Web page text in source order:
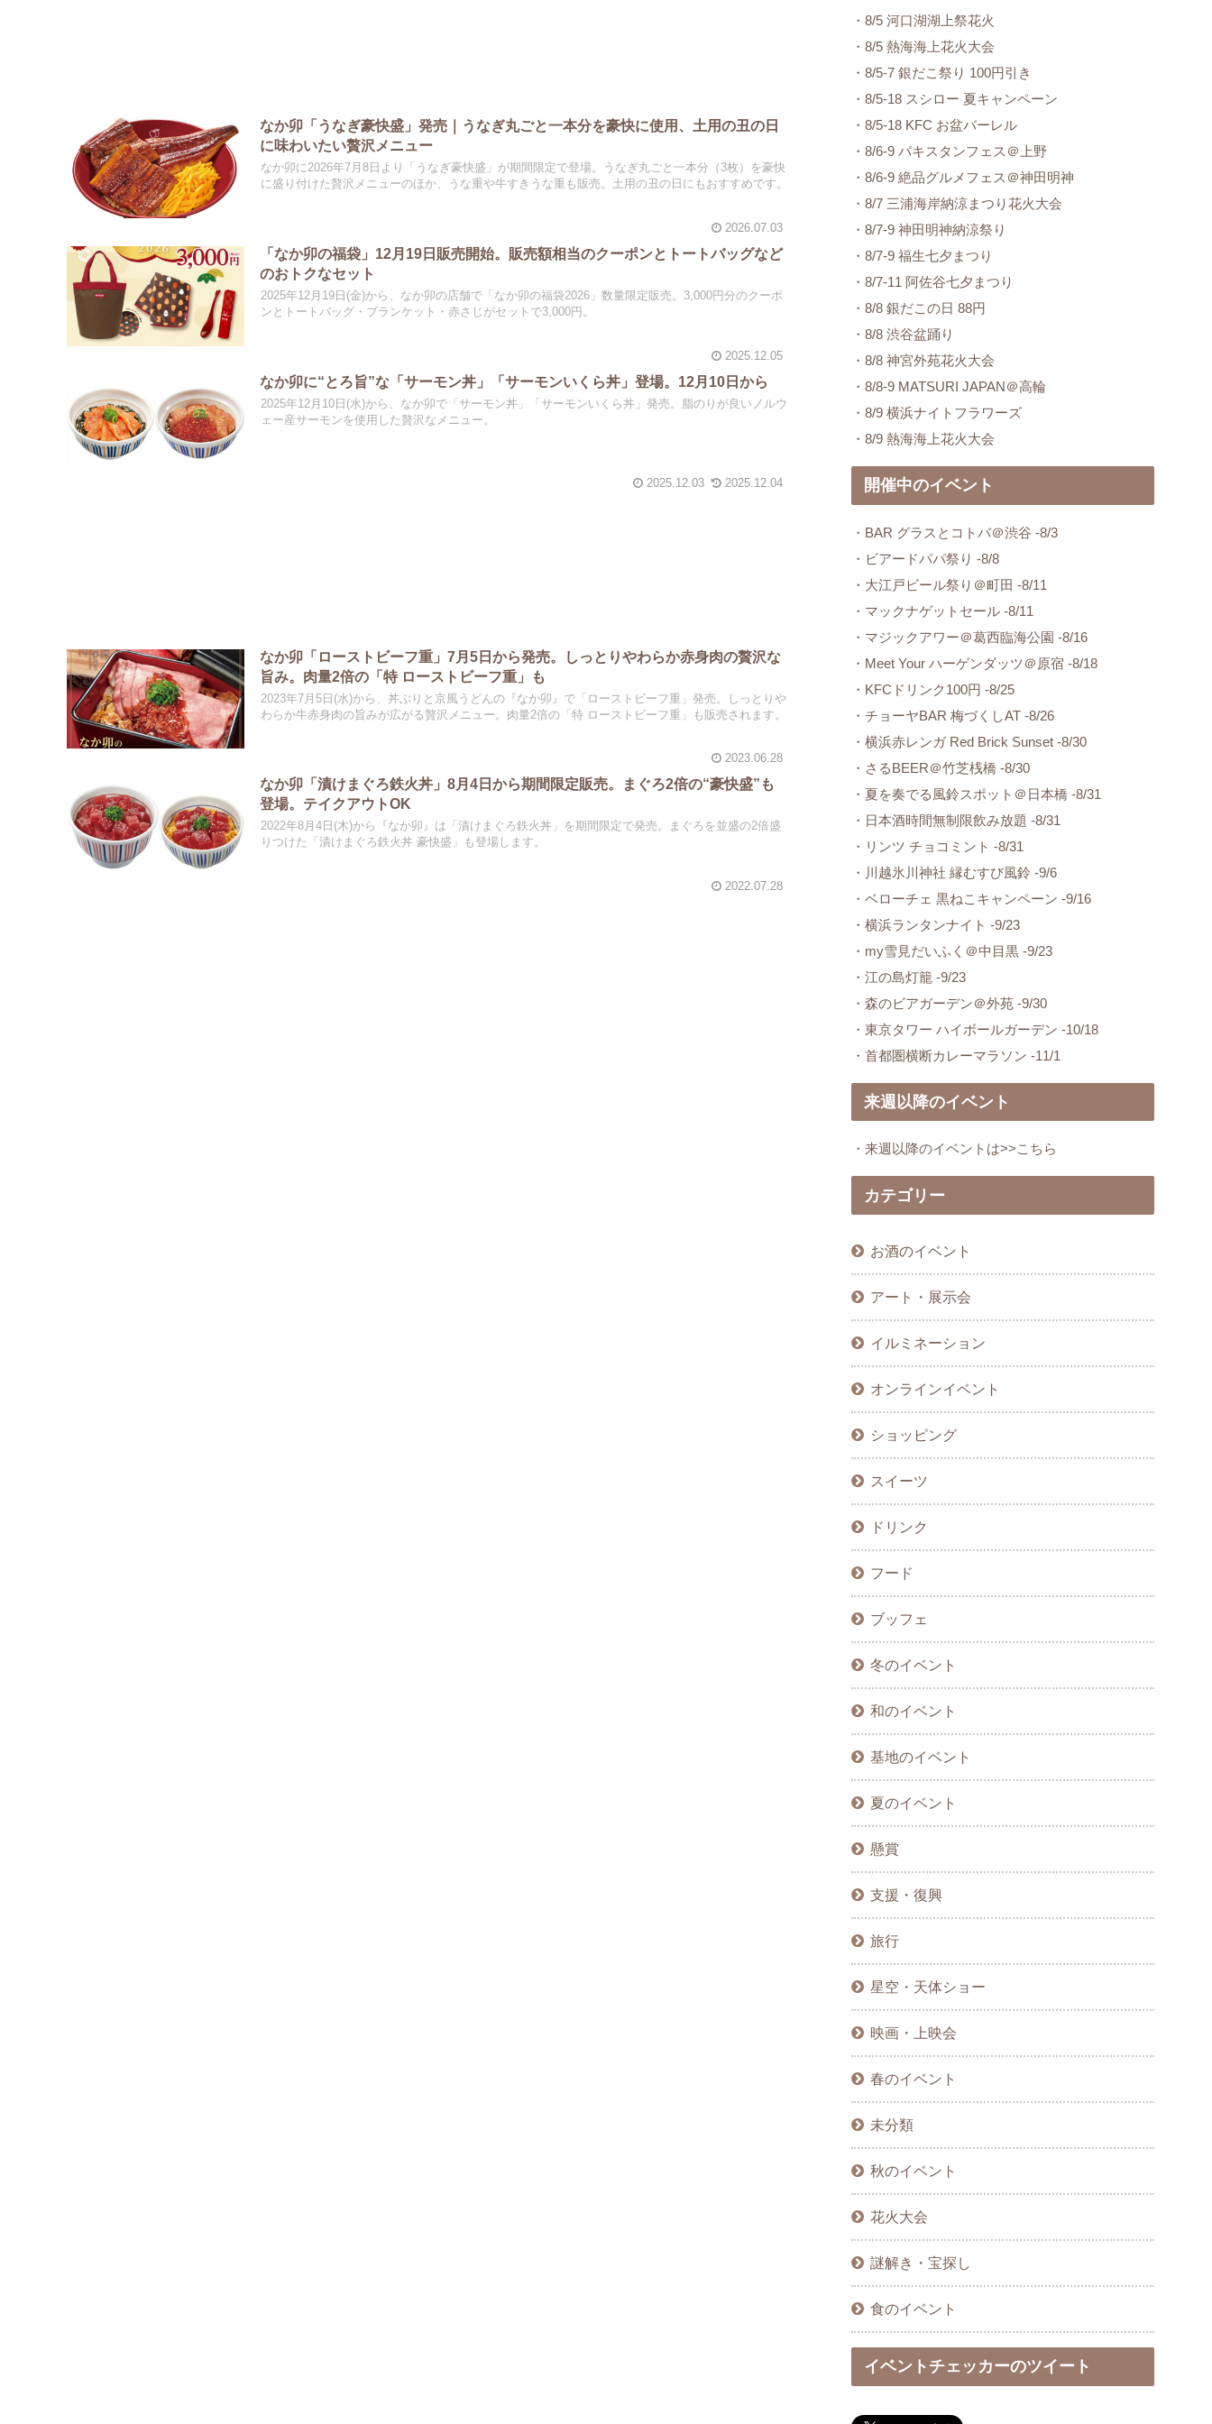
なか卯「うなぎ豪快盛」発売｜うなぎ丸ごと一本分を豪快に使用、土用の丑の日
に味わいたい贅沢メニュー
なか卯に2026年7月8日より「うなぎ豪快盛」が期間限定で登場。うなぎ丸ごと一本分（3枚）を豪快
に盛り付けた贅沢メニューのほか、うな重や牛すきうな重も販売。土用の丑の日にもおすすめです。
2026.07.03
「なか卯の福袋」12月19日販売開始。販売額相当のクーポンとトートバッグなど
のおトクなセット
2025年12月19日(金)から、なか卯の店舗で「なか卯の福袋2026」数量限定販売。3,000円分のクーポ
ンとトートバッグ・ブランケット・赤さじがセットで3,000円。
2025.12.05
なか卯に“とろ旨”な「サーモン丼」「サーモンいくら丼」登場。12月10日から
2025年12月10日(水)から、なか卯で「サーモン丼」「サーモンいくら丼」発売。脂のりが良いノルウ
ェー産サーモンを使用した贅沢なメニュー。
2025.12.03 2025.12.04
なか卯「ローストビーフ重」7月5日から発売。しっとりやわらか赤身肉の贅沢な
旨み。肉量2倍の「特 ローストビーフ重」も
2023年7月5日(水)から、丼ぶりと京風うどんの『なか卯』で「ローストビーフ重」発売。しっとりや
わらか牛赤身肉の旨みが広がる贅沢メニュー。肉量2倍の「特 ローストビーフ重」も販売されます。
2023.06.28
なか卯「漬けまぐろ鉄火丼」8月4日から期間限定販売。まぐろ2倍の“豪快盛”も
登場。テイクアウトOK
2022年8月4日(木)から『なか卯』は「漬けまぐろ鉄火丼」を期間限定で発売。まぐろを並盛の2倍盛
りつけた「漬けまぐろ鉄火丼 豪快盛」も登場します。
2022.07.28
・8/5 河口湖湖上祭花火
・8/5 熱海海上花火大会
・8/5-7 銀だこ祭り 100円引き
・8/5-18 スシロー 夏キャンペーン
・8/5-18 KFC お盆バーレル
・8/6-9 パキスタンフェス＠上野
・8/6-9 絶品グルメフェス＠神田明神
・8/7 三浦海岸納涼まつり花火大会
・8/7-9 神田明神納涼祭り
・8/7-9 福生七夕まつり
・8/7-11 阿佐谷七夕まつり
・8/8 銀だこの日 88円
・8/8 渋谷盆踊り
・8/8 神宮外苑花火大会
・8/8-9 MATSURI JAPAN＠高輪
・8/9 横浜ナイトフラワーズ
・8/9 熱海海上花火大会
開催中のイベント
・BAR グラスとコトバ＠渋谷 -8/3
・ビアードパパ祭り -8/8
・大江戸ビール祭り＠町田 -8/11
・マックナゲットセール -8/11
・マジックアワー＠葛西臨海公園 -8/16
・Meet Your ハーゲンダッツ＠原宿 -8/18
・KFCドリンク100円 -8/25
・チョーヤBAR 梅づくしAT -8/26
・横浜赤レンガ Red Brick Sunset -8/30
・さるBEER＠竹芝桟橋 -8/30
・夏を奏でる風鈴スポット＠日本橋 -8/31
・日本酒時間無制限飲み放題 -8/31
・リンツ チョコミント -8/31
・川越氷川神社 縁むすび風鈴 -9/6
・ベローチェ 黒ねこキャンペーン -9/16
・横浜ランタンナイト -9/23
・my雪見だいふく＠中目黒 -9/23
・江の島灯籠 -9/23
・森のビアガーデン＠外苑 -9/30
・東京タワー ハイボールガーデン -10/18
・首都圏横断カレーマラソン -11/1
来週以降のイベント
・来週以降のイベントは>>こちら
カテゴリー
お酒のイベント
アート・展示会
イルミネーション
オンラインイベント
ショッピング
スイーツ
ドリンク
フード
ブッフェ
冬のイベント
和のイベント
基地のイベント
夏のイベント
懸賞
支援・復興
旅行
星空・天体ショー
映画・上映会
春のイベント
未分類
秋のイベント
花火大会
謎解き・宝探し
食のイベント
イベントチェッカーのツイート